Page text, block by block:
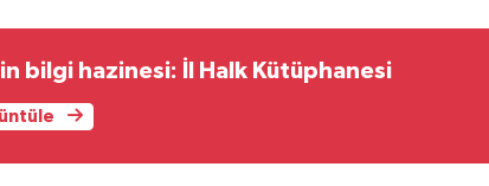
bilgi hazinesi: İl Halk Kütüphanesi